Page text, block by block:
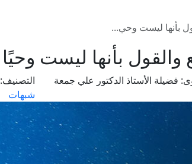
بأنها ليست وحي...
والقول بأنها ليست وحيًا
فضيلة الأستاذ الدكتور علي جمعة
التصنيف:
شبهات